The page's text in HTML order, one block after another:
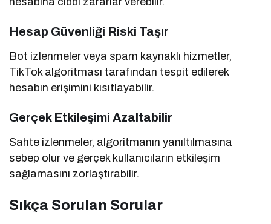
Hesap Güvenliği Riski Taşır
Bot izlenmeler veya spam kaynaklı hizmetler,
TikTok algoritması tarafından tespit edilerek
hesabın erişimini kısıtlayabilir.
Gerçek Etkileşimi Azaltabilir
Sahte izlenmeler, algoritmanın yanıltılmasına
sebep olur ve gerçek kullanıcıların etkileşim
sağlamasını zorlaştırabilir.
Sıkça Sorulan Sorular